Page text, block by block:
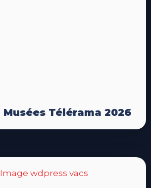
Musées Télérama 2026